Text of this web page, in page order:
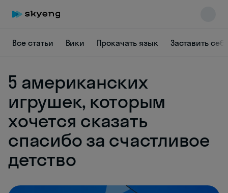
Все статьи Вики Прокачать язык Заставить
5 американских
игрушек, которым
хочется сказать
спасибо за счастливое
детство
Skyeng Chat
online